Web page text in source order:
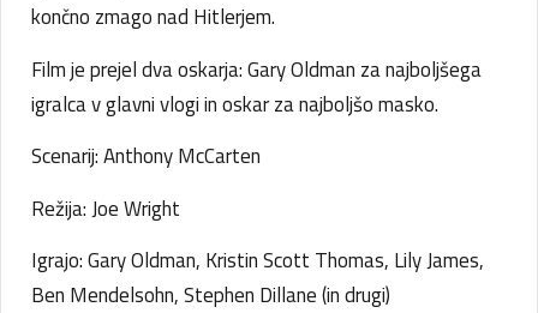
končno zmago nad Hitlerjem.
Film je prejel dva oskarja: Gary Oldman za najboljšega
igralca v glavni vlogi in oskar za najboljšo masko.
Scenarij: Anthony McCarten
Režija: Joe Wright
Igrajo: Gary Oldman, Kristin Scott Thomas, Lily James,
Ben Mendelsohn, Stephen Dillane (in drugi)